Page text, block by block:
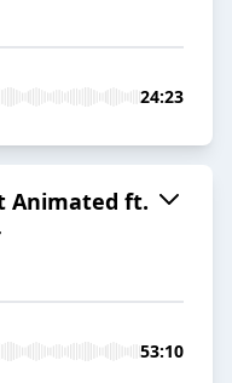
24:23
Animated ft.
53:10